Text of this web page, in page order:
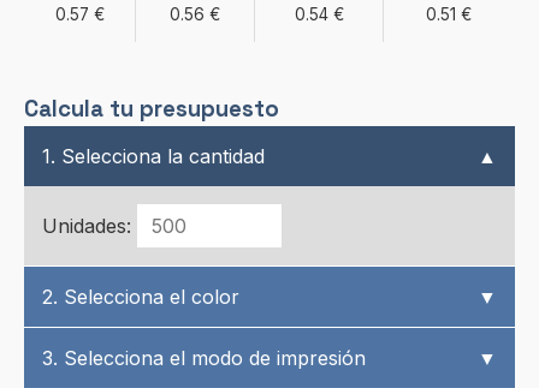
0.57 € 0.56 € 0.54 € 0.51 €
Calcula tu presupuesto
1. Selecciona la cantidad ▲
Unidades:
2. Selecciona el color ▼
3. Selecciona el modo de impresión ▼